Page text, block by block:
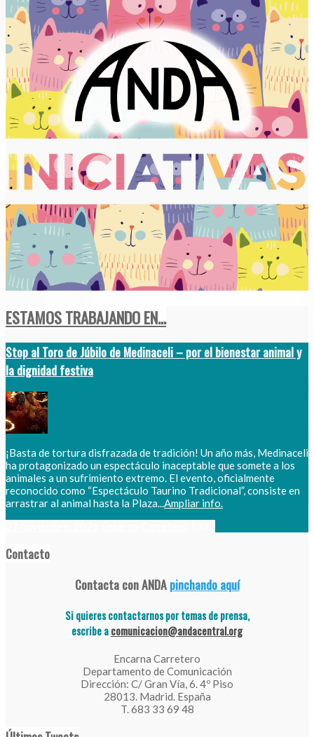
ESTAMOS TRABAJANDO EN...
Stop al Toro de Júbilo de Medinaceli – por el bienestar animal y
la dignidad festiva
¡Basta de tortura disfrazada de tradición! Un año más, Medinaceli
ha protagonizado un espectáculo inaceptable que somete a los
animales a un sufrimiento extremo. El evento, oficialmente
reconocido como “Espectáculo Taurino Tradicional”, consiste en
arrastrar al animal hasta la Plaza...Ampliar info.
Contacto
Contacta con ANDApinchando aquí
Si quieres contactarnos por temas de prensa,
escribe acomunicacion@andacentral.org
Encarna Carretero
Departamento de Comunicación
Dirección: C/ Gran Vía, 6. 4º Piso
28013. Madrid. España
T. 683 33 69 48